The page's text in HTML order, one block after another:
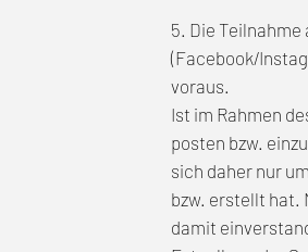
5. Die
(Facebook/
voraus.
Ist im Rahmen
posten bzw.
sich daher nur
bzw. erstellt hat.
damit